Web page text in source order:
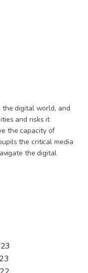
digital world, and
and risks it
the capacity of
the critical media
the digital